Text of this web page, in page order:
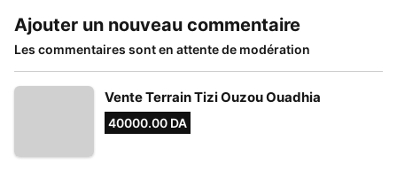
Ajouter un nouveau commentaire
Les commentaires sont en attente de modération
Vente Terrain Tizi Ouzou Ouadhia
40000.00 DA